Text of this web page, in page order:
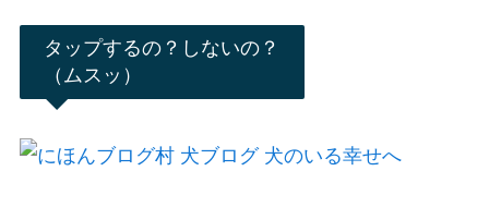
タップするの？しないの？
（ムスッ）